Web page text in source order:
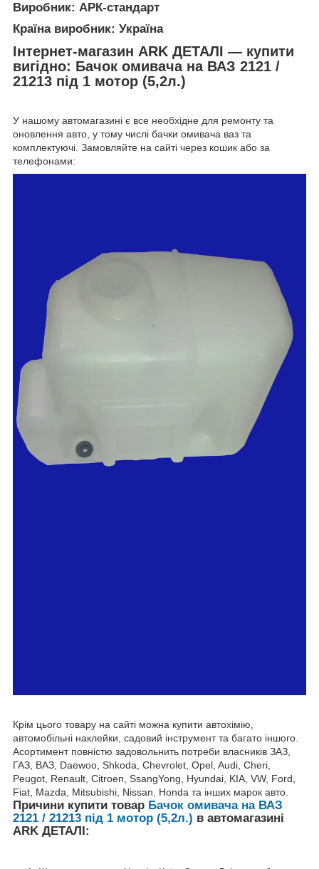
Виробник: АРК-стандарт
Країна виробник: Україна
Інтернет-магазин ARK ДЕТАЛІ — купити
вигідно: Бачок омивача на ВАЗ 2121 /
21213 під 1 мотор (5,2л.)
У нашому автомагазині є все необхідне для ремонту та
оновлення авто, у тому числі бачки омивача ваз та
комплектуючі. Замовляйте на сайті через кошик або за
телефонами:
Крім цього товару на сайті можна купити автохімію,
автомобільні наклейки, садовий інструмент та багато іншого.
Асортимент повністю задовольнить потреби власників ЗАЗ,
ГАЗ, ВАЗ, Daewoo, Shkoda, Chevrolet, Opel, Audi, Cheri,
Peugot, Renault, Citroen, SsangYong, Hyundai, KIA, VW, Ford,
Fiat, Mazda, Mitsubishi, Nissan, Honda та інших марок авто.
Причини купити товар Бачок омивача на ВАЗ
2121 / 21213 під 1 мотор (5,2л.) в автомагазині
ARK ДЕТАЛІ: